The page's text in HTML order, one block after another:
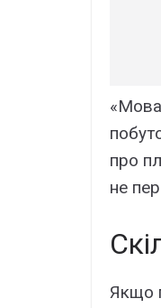
пpо
нe
Якщо